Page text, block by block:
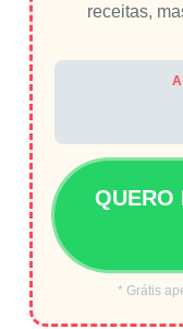
receitas,
QUERO
* Grátis